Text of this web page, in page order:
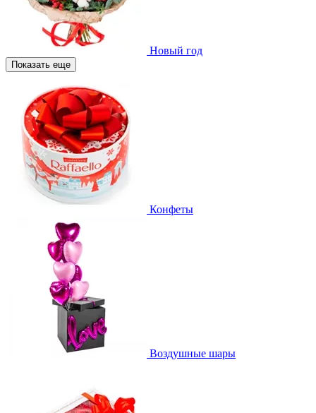
Новый год
Показать еще
Конфеты
Воздушные шары